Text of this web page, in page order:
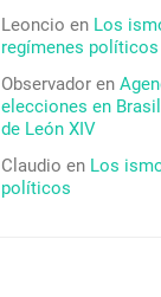
Leoncio en Los
regímenes políticos
Observador en
elecciones en
de León XIV
Claudio en Los
políticos